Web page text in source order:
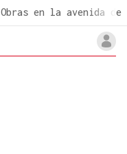
Obras en la avenida de